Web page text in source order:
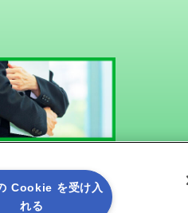
Cookie を受け入
れる